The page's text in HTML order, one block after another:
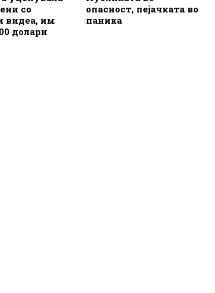
со
видеа, им
долари
опасност, пејачката во
паника